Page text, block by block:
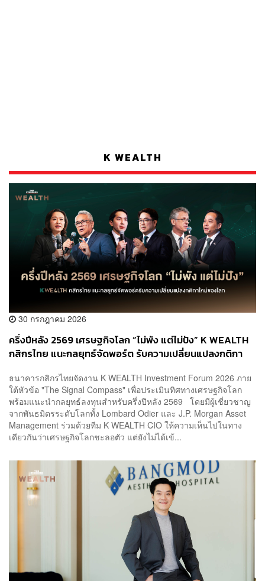
K WEALTH
30 กรกฎาคม 2026
ครึ่งปีหลัง 2569 เศรษฐกิจโลก “ไม่พัง แต่ไม่ปัง” K WEALTH
กสิกรไทย แนะกลยุทธ์จัดพอร์ต รับความเปลี่ยนแปลงกติกา
ธนาคารกสิกรไทยจัดงาน K WEALTH Investment Forum 2026 ภาย
ใต้หัวข้อ "The Signal Compass" เพื่อประเมินทิศทางเศรษฐกิจโลก
พร้อมแนะนำกลยุทธ์ลงทุนสำหรับครึ่งปีหลัง 2569 โดยมีผู้เชี่ยวชาญ
จากพันธมิตรระดับโลกทั้ง Lombard Odier และ J.P. Morgan Asset
Management ร่วมด้วยทีม K WEALTH CIO ให้ความเห็นไปในทาง
เดียวกันว่าเศรษฐกิจโลกชะลอตัว แต่ยังไม่ได้เข้...